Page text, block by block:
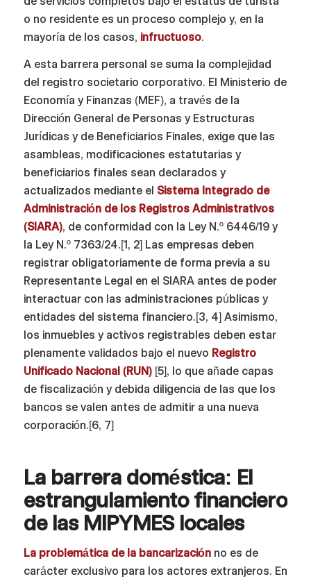
o no residente es un proceso complejo y, en la
mayoría de los casos, infructuoso.
A esta barrera personal se suma la complejidad
del registro societario corporativo. El Ministerio de
Economía y Finanzas (MEF), a través de la
Dirección General de Personas y Estructuras
Jurídicas y de Beneficiarios Finales, exige que las
asambleas, modificaciones estatutarias y
beneficiarios finales sean declarados y
actualizados mediante el Sistema Integrado de
Administración de los Registros Administrativos
(SIARA), de conformidad con la Ley N.º 6446/19 y
la Ley N.º 7363/24.[1, 2] Las empresas deben
registrar obligatoriamente de forma previa a su
Representante Legal en el SIARA antes de poder
interactuar con las administraciones públicas y
entidades del sistema financiero.[3, 4] Asimismo,
los inmuebles y activos registrables deben estar
plenamente validados bajo el nuevo Registro
Unificado Nacional (RUN)[5], lo que añade capas
de fiscalización y debida diligencia de las que los
bancos se valen antes de admitir a una nueva
corporación.[6, 7]
La barrera doméstica: El
estrangulamiento financiero
de las MIPYMES locales
La problemática de la bancarizaciónno es de
carácter exclusivo para los actores extranjeros. En